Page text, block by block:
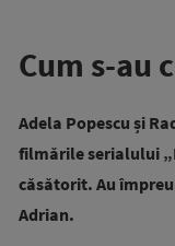
Cum s-au
Adela Popescu și
filmările serialului
căsătorit. Au
Adrian.